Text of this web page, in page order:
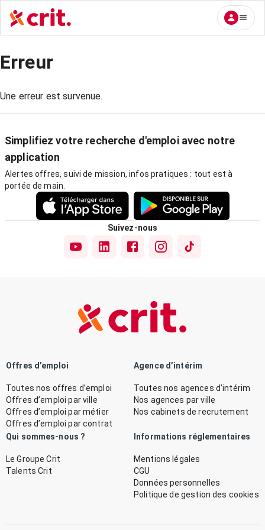
Erreur
Une erreur est survenue.
Simplifiez votre recherche d'emploi avec notre
application
Alertes offres, suivi de mission, infos pratiques : tout est à
portée de main.
Suivez-nous
Offres d’emploi
Toutes nos offres d’emploi
Offres d’emploi par ville
Offres d’emploi par métier
Offres d’emploi par contrat
Agence d’intérim
Toutes nos agences d’intérim
Nos agences par ville
Nos cabinets de recrutement
Qui sommes-nous ?
Le Groupe Crit
Talents Crit
Informations réglementaires
Mentions légales
CGU
Données personnelles
Politique de gestion des cookies